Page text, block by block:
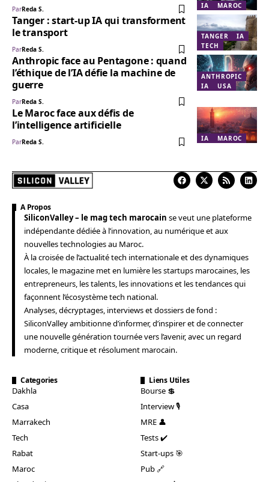
IA MAROC
ParReda S.
TANGER
IA
TECH
Tanger : start-up IA qui transforment
le transport
ParReda S.
ANTHROPIC
IA
USA
Anthropic face au Pentagone : quand
l’éthique de l’IA défie la machine de
guerre
ParReda S.
IA MAROC
Le Maroc face aux défis de
l’intelligence artificielle
ParReda S.
A Propos
SiliconValley – le mag tech marocain se veut une plateforme
indépendante dédiée à l’innovation, au numérique et aux
nouvelles technologies au Maroc.
À la croisée de l’actualité tech internationale et des dynamiques
locales, le magazine met en lumière les startups marocaines, les
entrepreneurs, les talents, les innovations et les tendances qui
façonnent l’écosystème tech national.
Analyses, décryptages, interviews et dossiers de fond :
SiliconValley ambitionne d’informer, d’inspirer et de connecter
une nouvelle génération tournée vers l’avenir, avec un regard
moderne, critique et résolument marocain.
Categories
Dakhla
Casa
Marrakech
Tech
Rabat
Maroc
Liens Utiles
Bourse 💲
Interview 🎙️
MRE 👤
Tests ✔️
Start-ups 🎯
Pub 🔗